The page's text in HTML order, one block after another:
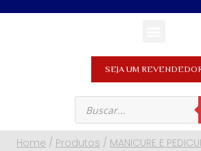
SEJA UM
Home / Produtos / MANICURE E